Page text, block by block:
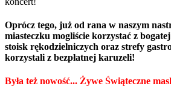
Oprócz tego, już od rana w naszym
miasteczku mogliście korzystać z
stoisk rękodzielniczych oraz strefy
korzystali z bezpłatnej karuzeli!
Była też nowość... Żywe Świąteczne